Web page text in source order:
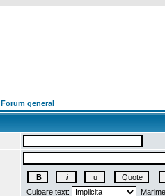
Forum general
Culoare text: